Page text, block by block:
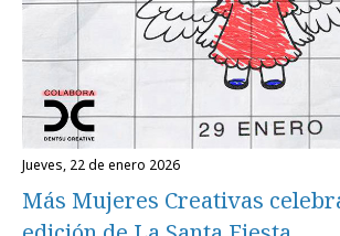
jueves, 22 de enero 2026
Más Mujeres Creativas